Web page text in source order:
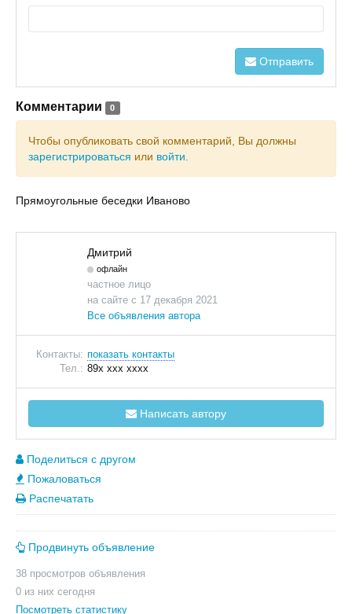
Отправить
Комментарии 0
Чтобы опубликовать свой комментарий, Вы должны
зарегистрироваться или войти
Прямоугольные беседки Иваново
Дмитрий
офлайн
частное лицо
на сайте с 17 декабря 2021
Все объявления автора
Контакты: показать контакты
Тел.: 89x xxx xxxx
Написать автору
Поделиться с другом
Пожаловаться
Распечатать
Продвинуть объявление
38 просмотров объявления
0 из них сегодня
Посмотреть статистику